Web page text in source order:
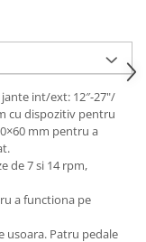
int/ext: 12″-27"/
cu dispozitiv pentru
mm pentru a
de 7 si 14 rpm,
a functiona pe
usoara. Patru pedale